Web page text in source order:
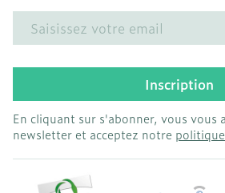
Adresse mail
Inscription
En cliquant sur s'abonner, vous vous
newsletter et acceptez notre